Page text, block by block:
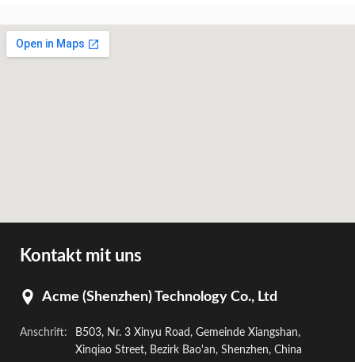
Kontakt mit uns
Acme (Shenzhen) Technology Co., Ltd
Anschrift:
B503, Nr. 3 Xinyu Road, Gemeinde Xiangshan,
Xinqiao Street, Bezirk Bao'an, Shenzhen, China